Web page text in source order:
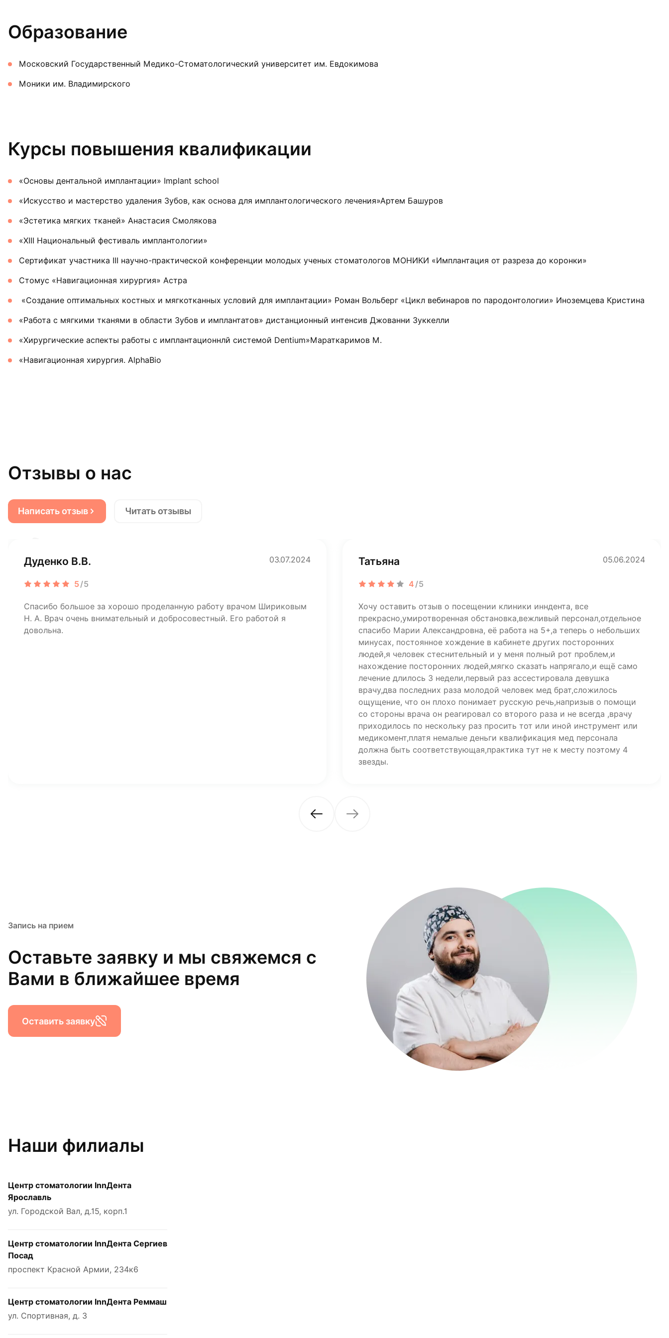
Образование
Московский Государственный Медико-Стоматологический университет им. Евдокимова
Моники им. Владимирского
Курсы повышения квалификации
«Основы дентальной имплантации» Implant school
«Искусство и мастерство удаления Зубов, как основа для имплантологического лечения»Артем Башуров
«Эстетика мягких тканей» Анастасия Смолякова
«XIII Национальный фестиваль имплантологии»
Сертификат участника III научно-практической конференции молодых ученых стоматологов МОНИКИ «Имплантация от разреза до коронки»
Стомус «Навигационная хирургия» Астра
«Создание оптимальных костных и мягкотканных условий для имплантации» Роман Вольберг «Цикл вебинаров по пародонтологии» Иноземцева Кристина
«Работа с мягкими тканями в области Зубов и имплантатов» дистанционный интенсив Джованни Зуккелли
«Хирургические аспекты работы с имплантационнлй системой Dentium»Мараткаримов М.
«Навигационная хирургия. AlphaBio
Отзывы о нас
Написать отзыв Читать отзывы
Дуденко В.В. 03.07.2024
5/5
Спасибо большое за хорошо проделанную работу врачом Шириковым
Н. А. Врач очень внимательный и добросовестный. Его работой я
довольна.
Татьяна 05.06.2024
4 /5
Хочу оставить отзыв о посещении клиники инндента, все
прекрасно,умиротворенная обстановка,вежливый персонал,отдельное
спасибо Марии Александровна, её работа на 5+,а теперь о небольших
минусах, постоянное хождение в кабинете других посторонних
людей,я человек стеснительный и у меня полный рот проблем,и
нахождение посторонних людей,мягко сказать напрягало,и ещё само
лечение длилось 3 недели,первый раз ассестировала девушка
врачу,два последних раза молодой человек мед брат,сложилось
ощущение, что он плохо понимает русскую речь,напризыв о помощи
со стороны врача он реагировал со второго раза и не всегда ,врачу
приходилось по нескольку раз просить тот или иной инструмент или
медикомент,платя немалые деньги квалификация мед персонала
должна быть соответствующая,практика тут не к месту поэтому 4
звезды.
Запись на прием
Оставьте заявку и мы свяжемся с
Вами в ближайшее время
Оставить заявку
Наши филиалы
Центр стоматологии InnДента
Ярославль
ул. Городской Вал, д.15, корп.1
Центр стоматологии InnДента Сергиев
Посад
проспект Красной Армии, 234к6
Центр стоматологии InnДента Реммаш
ул. Спортивная, д. 3